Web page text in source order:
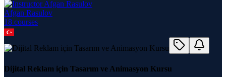
Afgan Rasulov
18 courses
Dijital Reklam için Tasarım ve Animasyon Kursu